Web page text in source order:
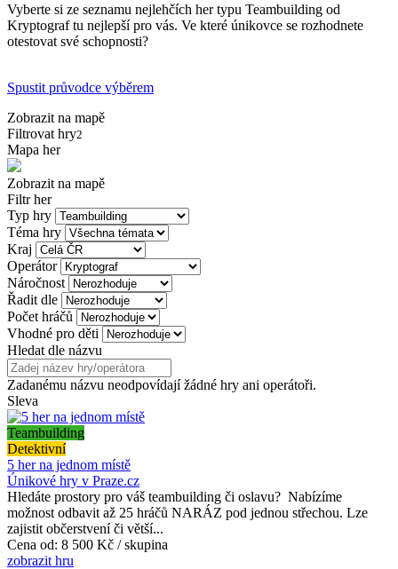
Vyberte si ze seznamu nejlehčích her typu Teambuilding od
Kryptograf tu nejlepší pro vás. Ve které únikovce se rozhodnete
otestovat své schopnosti?
Spustit průvodce výběrem
Zobrazit na mapě
Filtrovat hry2
Mapa her
Zobrazit na mapě
Filtr her
Typ hry
Téma hry
Kraj
Operátor
Náročnost
Řadit dle
Počet hráčů
Vhodné pro děti
Hledat dle názvu
Zadanému názvu neodpovídají žádné hry ani operátoři.
Sleva
Teambuilding
Detektivní
5 her na jednom místě
Únikové hry v Praze.cz
Hledáte prostory pro váš teambuilding či oslavu? Nabízíme
možnost odbavit až 25 hráčů NARÁZ pod jednou střechou. Lze
zajistit občerstvení či větší...
Cena od: 8 500 Kč / skupina
zobrazit hru